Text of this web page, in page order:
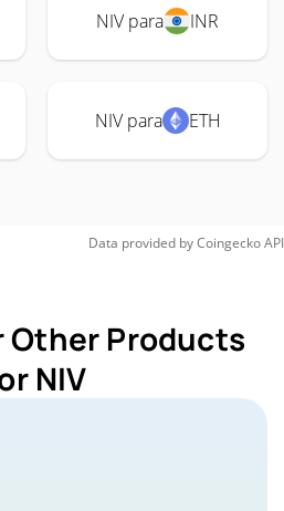
NIV para INR
NIV para ETH
Data provided byCoingeckoAPI
Other Products
NIV